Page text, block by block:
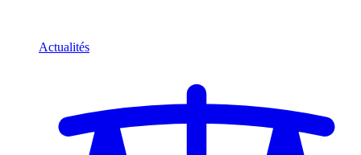
Actualités